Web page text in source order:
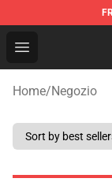
Open menu
A-ha Store -
Home/Negozio